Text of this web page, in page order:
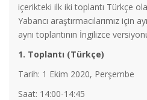
içerikteki ilk iki toplantı Türkçe
Yabancı araştırmacılarımız için
aynı toplantının İngilizce
1. Toplantı (Türkçe)
Tarih: 1 Ekim 2020, Perşembe
Saat: 14:00-14:45